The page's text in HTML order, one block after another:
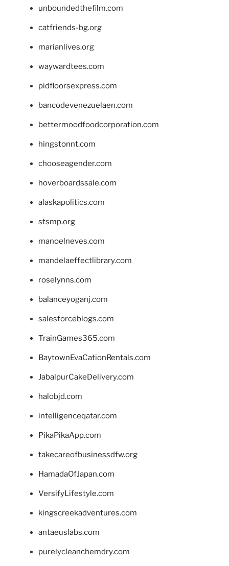
unboundedthefilm.com
catfriends-bg.org
marianlives.org
waywardtees.com
pidfloorsexpress.com
bancodevenezuelaen.com
bettermoodfoodcorporation.com
hingstonnt.com
chooseagender.com
hoverboardssale.com
alaskapolitics.com
stsmp.org
manoelneves.com
mandelaeffectlibrary.com
roselynns.com
balanceyoganj.com
salesforceblogs.com
TrainGames365.com
BaytownEvaCationRentals.com
JabalpurCakeDelivery.com
halobjd.com
intelligenceqatar.com
PikaPikaApp.com
takecareofbusinessdfw.org
HamadaOfJapan.com
VersifyLifestyle.com
kingscreekadventures.com
antaeuslabs.com
purelycleanchemdry.com